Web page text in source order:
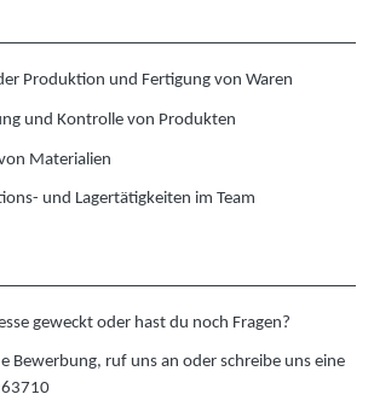
Produktion und Fertigung von Waren
und Kontrolle von Produkten
Materialien
und Lagertätigkeiten im Team
geweckt oder hast du noch Fragen?
Bewerbung, ruf uns an oder schreibe uns eine